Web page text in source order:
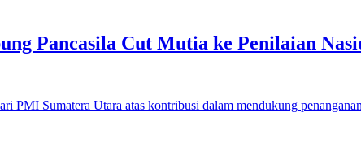
Pancasila Cut Mutia ke Penilaian